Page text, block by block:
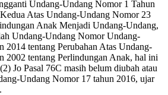
Undang-Undang Nomor 1 Tahun
Atas Undang-Undang Nomor 23
Anak Menjadi Undang-Undang,
Undang-Undang Nomor Undang-
2014 tentang Perubahan Atas Undang-
2002 tentang Perlindungan Anak, hal ini
Jo Pasal 76C masih belum diubah atau
Undang Nomor 17 tahun 2016, ujar